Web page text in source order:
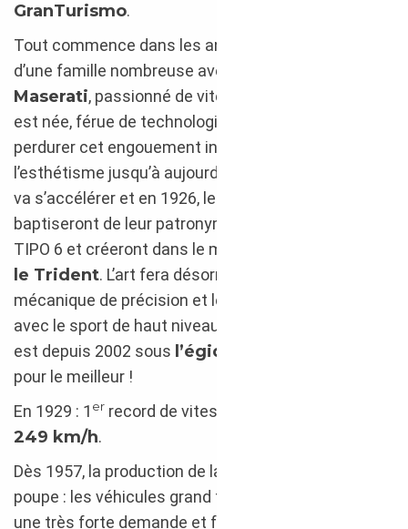
GranTurismo.
Tout commence dans les années 1900 au sein
d’une famille nombreuse avec à sa tête
Maserati, passionné de vitesse. La fratrie qui en
est née, férue de technologie pionnière, fera
perdurer cet engouement inconditionné pour
l’esthétisme jusqu’à aujourd’hui ! Grâce à eux, tout
va s’accélérer et en 1926, les 3 frères
baptiseront de leur patronyme, leur première voiture
TIPO 6 et créeront dans le même temps l’emblème,
le Trident. L’art fera désormais alliance avec la
mécanique de précision et le luxe ; le raffinement
avec le sport de haut niveau… L’écurie de Modène
est depuis 2002 sous l’égide du Cheval Cabré
pour le meilleur !
En 1929 : 1 er record de vitesse à un peu
249 km/h.
Dès 1957, la production de la
poupe : les véhicules grand tourisme connaissent
une très forte demande et fondent le concept-